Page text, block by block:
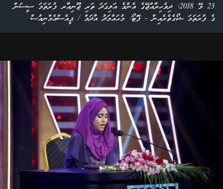
23 މޭ 2018: ދިވެހިރާއްޖޭގެ އެންމެ އަލިގަދަ ތަރި ޖޫނިއާރ ފުރަތަމަ ސީސަން
ގެ ފުރަތަމަ ޝޯގެތެރެއިން - ފޮޓޯ: މުޙައްމަދު އާދަމް / ޕީއެސްއެމްނިއުސް